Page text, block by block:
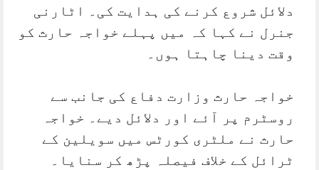
دلائل شروع کرنے کی ہدایت کی۔ اٹارنی
جنرل نے کہا کہ میں پہلے خواجہ حارث کو
وقت دینا چاہتا ہوں۔
خواجہ حارث وزارت دفاع کی جانب سے
روسٹرم پر آئے اور دلائل دیے۔ خواجہ
حارث نے ملٹری کورٹس میں سویلین کے
ٹرائل کے خلاف فیصلہ پڑھ کر سنایا۔